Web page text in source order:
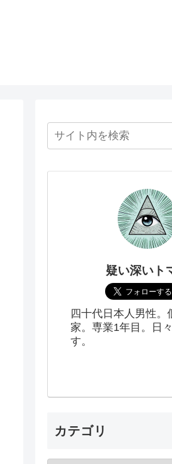
疑い深いト
四十代日本人男性。
家。専業1年目。日
す。
カテゴリ